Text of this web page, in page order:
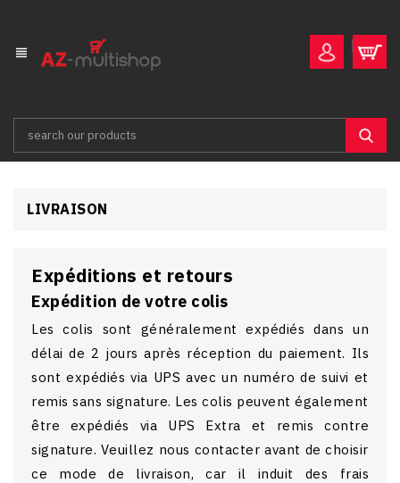
view_headline
LIVRAISON
Expéditions et retours
Expédition de votre colis
Les colis sont généralement expédiés dans un
délai de 2 jours après réception du paiement. Ils
sont expédiés via UPS avec un numéro de suivi et
remis sans signature. Les colis peuvent également
être expédiés via UPS Extra et remis contre
signature. Veuillez nous contacter avant de choisir
ce mode de livraison, car il induit des frais
Add to wishlist ×
((modalTitle)) ×
((cancelText))
Create wishlist ×
×